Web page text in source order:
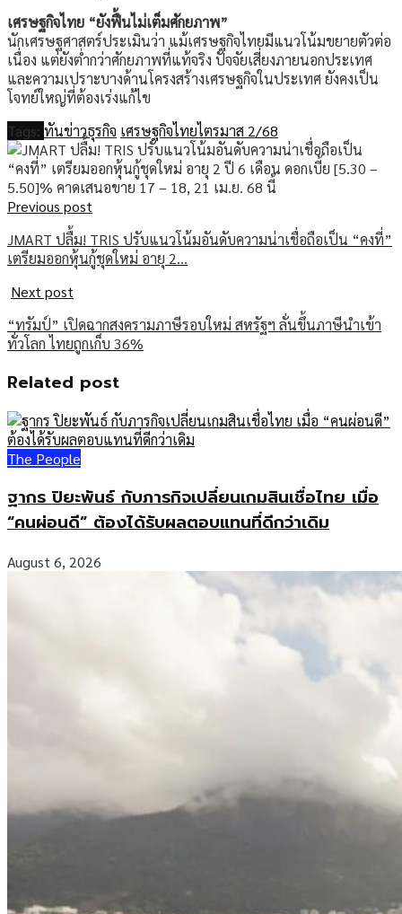
เศรษฐกิจไทย “ยังฟื้นไม่เต็มศักยภาพ”
นักเศรษฐศาสตร์ประเมินว่า แม้เศรษฐกิจไทยมีแนวโน้มขยายตัวต่อ
เนื่อง แต่ยังต่ำกว่าศักยภาพที่แท้จริง ปัจจัยเสี่ยงภายนอกประเทศ
และความเปราะบางด้านโครงสร้างเศรษฐกิจในประเทศ ยังคงเป็น
โจทย์ใหญ่ที่ต้องเร่งแก้ไข
Tags: ทันข่าวธุรกิจ เศรษฐกิจไทยไตรมาส 2/68
Previous post
JMART ปลื้ม! TRIS ปรับแนวโน้มอันดับความน่าเชื่อถือเป็น “คงที่”
เตรียมออกหุ้นกู้ชุดใหม่ อายุ 2…
Next post
“ทรัมป์” เปิดฉากสงครามภาษีรอบใหม่ สหรัฐฯ ลั่นขึ้นภาษีนำเข้า
ทั่วโลก ไทยถูกเก็บ 36%
Related post
The People
ฐากร ปิยะพันธ์ กับภารกิจเปลี่ยนเกมสินเชื่อไทย เมื่อ
“คนผ่อนดี” ต้องได้รับผลตอบแทนที่ดีกว่าเดิม
August 6, 2026